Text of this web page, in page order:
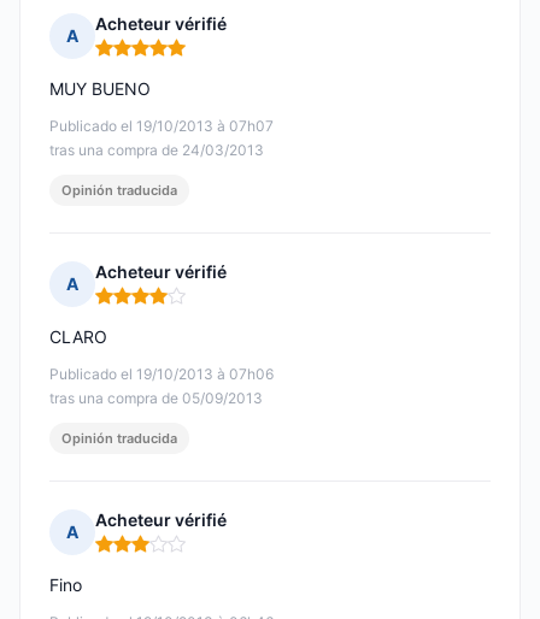
A
Acheteur vérifié
Nota: 5 de 5
Publicado el 19/10/2013 à 07h07
tras una compra de 24/03/2013
MUY BUENO
Opinión traducida
A
Acheteur vérifié
Nota: 4 de 5
Publicado el 19/10/2013 à 07h06
tras una compra de 05/09/2013
CLARO
Opinión traducida
A
Acheteur vérifié
Nota: 3 de 5
Fino